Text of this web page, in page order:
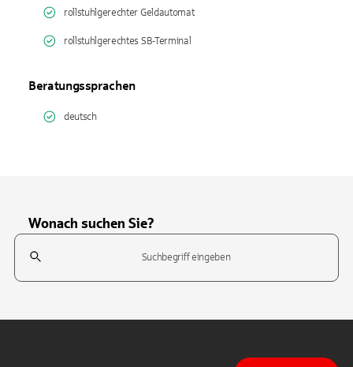
rollstuhlgerechter Geldautomat
rollstuhlgerechtes SB-Terminal
Beratungssprachen
deutsch
Wonach suchen Sie?
Suchfeld